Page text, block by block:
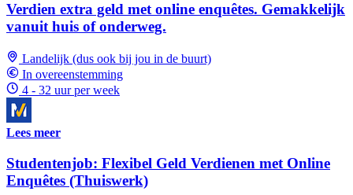
Verdien extra geld met online enquêtes. Gemakkelijk
vanuit huis of onderweg.
Landelijk (dus ook bij jou in de buurt)
In overeenstemming
4 - 32 uur per week
Lees meer
Studentenjob: Flexibel Geld Verdienen met Online
Enquêtes (Thuiswerk)